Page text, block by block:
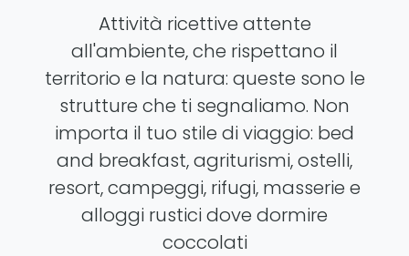
Attività ricettive attente
all'ambiente, che rispettano il
territorio e la natura: queste sono le
strutture che ti segnaliamo. Non
importa il tuo stile di viaggio: bed
and breakfast, agriturismi, ostelli,
resort, campeggi, rifugi, masserie e
alloggi rustici dove dormire
coccolati